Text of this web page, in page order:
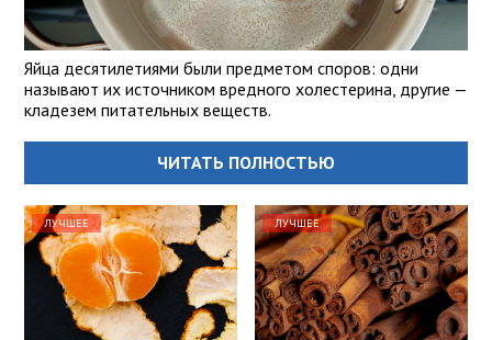
Яйца десятилетиями были предметом споров: одни
называют их источником вредного холестерина, другие —
кладезем питательных веществ.
ЧИТАТЬ ПОЛНОСТЬЮ
ЛУЧШЕЕ ЛУЧШЕЕ